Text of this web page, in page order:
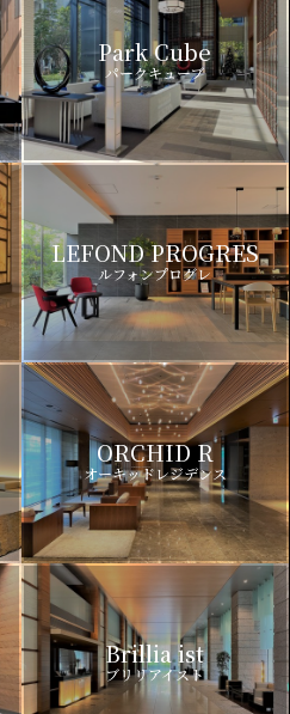
Park Cube
パークキューブ
LEFOND PROGRES
ルフォンプログレ
ORCHID R
オーキッドレジデンス
Brillia ist
ブリリアイスト